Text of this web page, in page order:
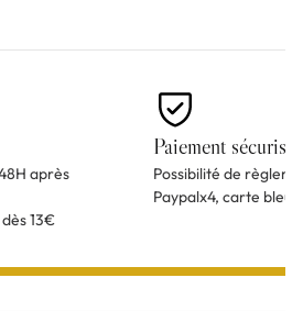
après
13€
Paiement sécurisé
Possibilité de
Paypalx4, carte